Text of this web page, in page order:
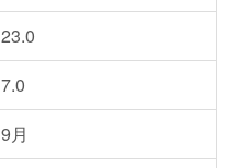
23.0
7.0
9月